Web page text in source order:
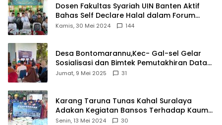
Dosen Fakultas Syariah UIN Banten Aktif
Bahas Self Declare Halal dalam Forum
Ijtima Ulama MUI
Kamis, 30 Mei 2024 144
Desa Bontomarannu,Kec- Gal-sel Gelar
Sosialisasi dan Bimtek Pemutakhiran Data
ID
Jumat, 9 Mei 2025 31
Karang Taruna Tunas Kahal Suralaya
Adakan Kegiatan Bansos Terhadap Kaum
Dhuafa dan Anak Yatim-Piatu
Senin, 13 Mei 2024 30